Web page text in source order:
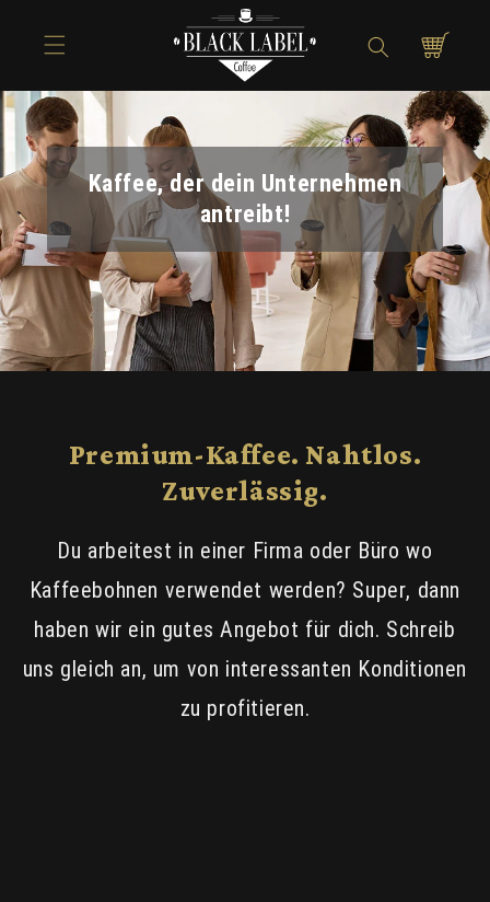
the content
Shopping
cart
Kaffee, der dein Unternehmen
antreibt!
Premium-Kaffee. Nahtlos.
Zuverlässig.
Du arbeitest in einer Firma oder Büro wo
Kaffeebohnen verwendet werden? Super, dann
haben wir ein gutes Angebot für dich. Schreib
uns gleich an, um von interessanten Konditionen
zu profitieren.